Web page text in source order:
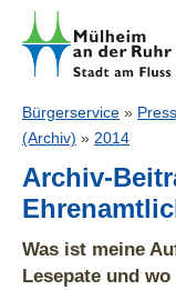
Bürgerservice »
(Archiv) » 2014
Archiv-
Was ist meine
Lesepate und